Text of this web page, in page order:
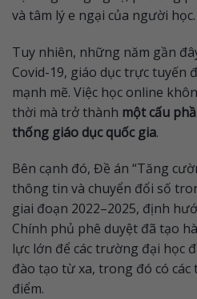
và tâm lý e ngại của người học.
Tuy nhiên, những năm gần
Covid-19, giáo dục trực tuyến
mạnh mẽ. Việc học online
thời mà trở thành một cấu
thống giáo dục quốc gia.
Bên cạnh đó, Đề án “Tăng
thông tin và chuyển đổi số
giai đoạn 2022–2025, định
Chính phủ phê duyệt đã tạo
lực lớn để các trường đại học
đào tạo từ xa, trong đó có
điểm.